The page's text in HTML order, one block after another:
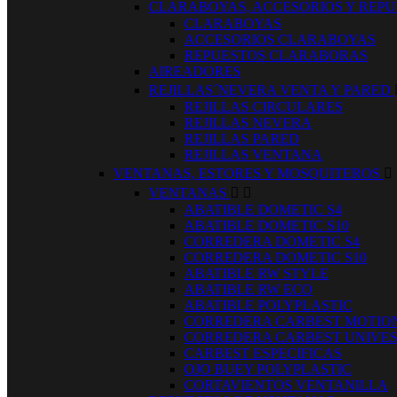
CLARABOYAS, ACCESORIOS Y
CLARABOYAS
ACCESORIOS CLARABOYAS
REPUESTOS CLARABORAS
AIREADORES
REJILLAS´NEVERA VENTA Y PARED
REJILLAS CIRCULARES
REJILLAS NEVERA
REJILLAS PARED
REJILLAS VENTANA
VENTANAS, ESTORES Y MOSQUITEROS 
VENTANAS  
ABATIBLE DOMETIC S4
ABATIBLE DOMETIC S10
CORREDERA DOMETIC S4
CORREDERA DOMETIC S10
ABATIBLE RW STYLE
ABATIBLE RW ECO
ABATIBLE POLYPLASTIC
CORREDERA CARBEST
CORREDERA CARBEST
CARBEST ESPECIFICAS
OJO BUEY POLYPLASTIC
CORTAVIENTOS VENTANILLA